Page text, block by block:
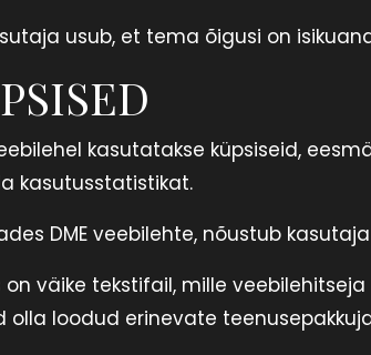
usub, et tema õigusi on
kasutatakse küpsiseid,
kasutusstatistikat.
DME veebilehte, nõustub
on väike tekstifail, mille
olla loodud erinevate